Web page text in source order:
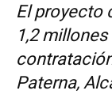
El proyecto
1,2
Paterna,